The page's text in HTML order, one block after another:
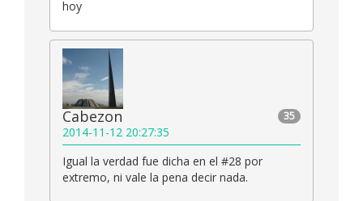
hoy
35
Cabezon
2014-11-12 20:27:35
Igual la verdad fue dicha en el #28 por
extremo, ni vale la pena decir nada.